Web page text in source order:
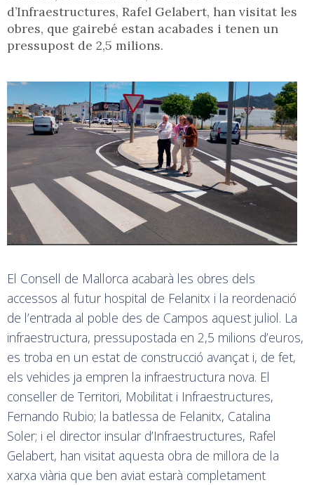
d’Infraestructures, Rafel Gelabert, han visitat les
obres, que gairebé estan acabades i tenen un
pressupost de 2,5 milions.
El Consell de Mallorca acabarà les obres dels
accessos al futur hospital de Felanitx i la reordenació
de l’entrada al poble des de Campos aquest juliol. La
infraestructura, pressupostada en 2,5 milions d’euros,
es troba en un estat de construcció avançat i, de fet,
els vehicles ja empren la infraestructura nova. El
conseller de Territori, Mobilitat i Infraestructures,
Fernando Rubio; la batlessa de Felanitx, Catalina
Soler; i el director insular d’Infraestructures, Rafel
Gelabert, han visitat aquesta obra de millora de la
xarxa viària que ben aviat estarà completament